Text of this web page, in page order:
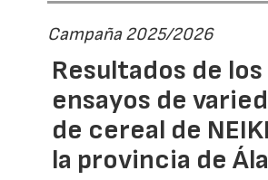
Campaña 2025/2026
Resultados de los
ensayos de
de cereal de
la provincia de